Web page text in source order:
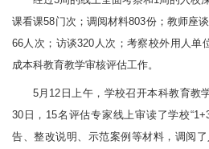
课看课58门次；调阅材料803份；教师座
66人次；访谈320人次；考察校外用人单
成本科教育教学审核评估工作。
5月12日上午，学校召开本科教育教
30日，15名评估专家线上审读了学校
告、整改说明、示范案例等材料，调阅